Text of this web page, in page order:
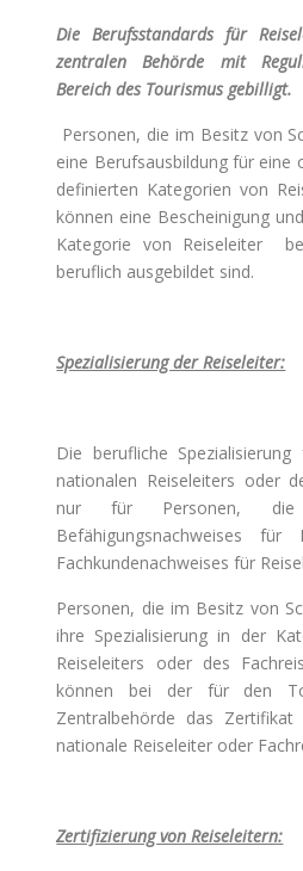
Die Berufsstandards für
zentralen Behörde mit
Bereich des Tourismus gebilligt.
Personen, die im Besitz von
eine Berufsausbildung für eine
definierten Kategorien von
können eine Bescheinigung
Kategorie von Reiseleiter
beruflich ausgebildet sind.
Spezialisierung der Reiseleiter:
Die berufliche
nationalen Reiseleiters oder
nur für Personen,
Befähigungsnachweises
Fachkundenachweises für
Personen, die im Besitz von
ihre Spezialisierung in der
Reiseleiters oder des
können bei der für den
Zentralbehörde das
nationale Reiseleiter oder
Zertifizierung von Reiseleitern: